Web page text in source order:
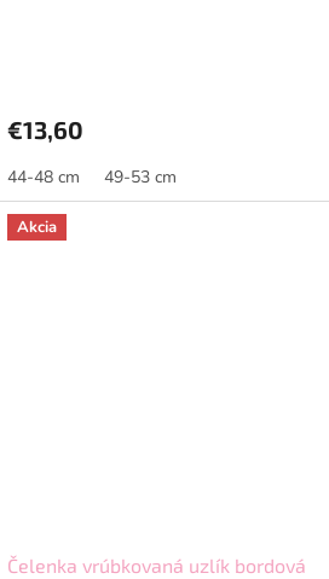
€13,60
44-48 cm 49-53 cm
Akcia
Čelenka vrúbkovaná uzlík bordová